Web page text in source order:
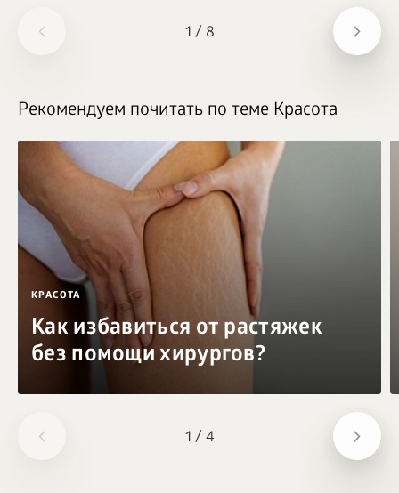
1 / 8
1 / 4
Рекомендуем почитать по теме Красота
КРАСОТА
Как избавиться от растяжек
без помощи хирургов?